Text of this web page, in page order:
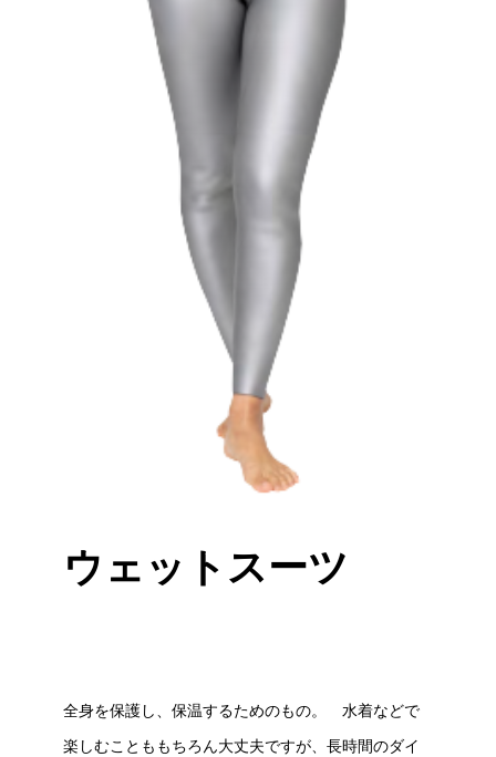
ウェットスーツ
全身を保護し、保温するためのもの。 水着などで
楽しむことももちろん大丈夫ですが、長時間のダイ